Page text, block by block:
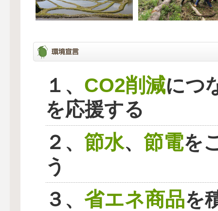
１、 CO2削減につ
を応援する
２、 節水、 節電を
う
３、 省エネ商品を